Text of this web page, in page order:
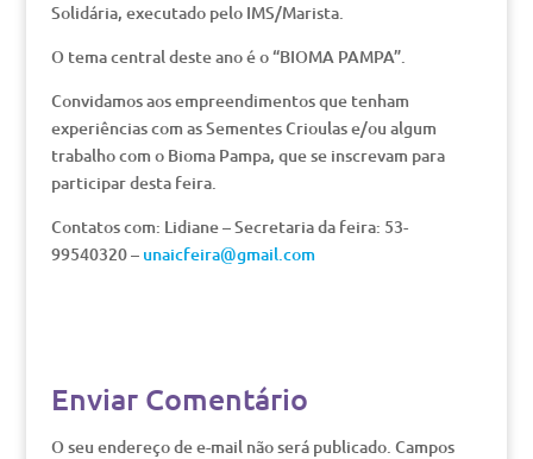
Solidária, executado pelo IMS/Marista.
O tema central deste ano é o “BIOMA PAMPA”.
Convidamos aos empreendimentos que tenham
experiências com as Sementes Crioulas e/ou algum
trabalho com o Bioma Pampa, que se inscrevam para
participar desta feira.
Contatos com: Lidiane – Secretaria da feira: 53-
99540320 – unaicfeira@gmail.com
Enviar Comentário
O seu endereço de e-mail não será publicado. Campos